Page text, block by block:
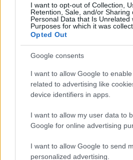
I want to opt-out of Collection,
Retention, Sale, and/or Sharing
Personal Data that Is Unrelated
Purposes for which it was
Opted Out
Google consents
I want to allow Google to
related to advertising like
device identifiers in apps.
I want to allow my user data to
Google for online advertising
I want to allow Google to send
personalized advertising.